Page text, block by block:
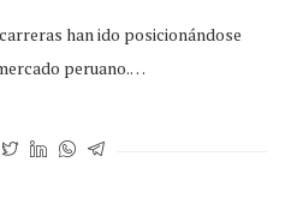
han ido posicionándose
peruano.…